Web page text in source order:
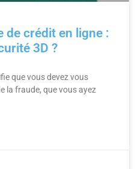
de crédit en ligne :
3D ?
que vous devez vous
la fraude, que vous ayez